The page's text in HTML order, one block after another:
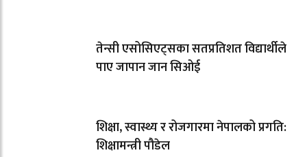
तेन्सी एसोसिएट्सका सतप्रतिशत विद्यार्थीले
पाए जापान जान सिओई
शिक्षा, स्वास्थ्य र रोजगारमा नेपालको प्रगति:
शिक्षामन्त्री पौडेल